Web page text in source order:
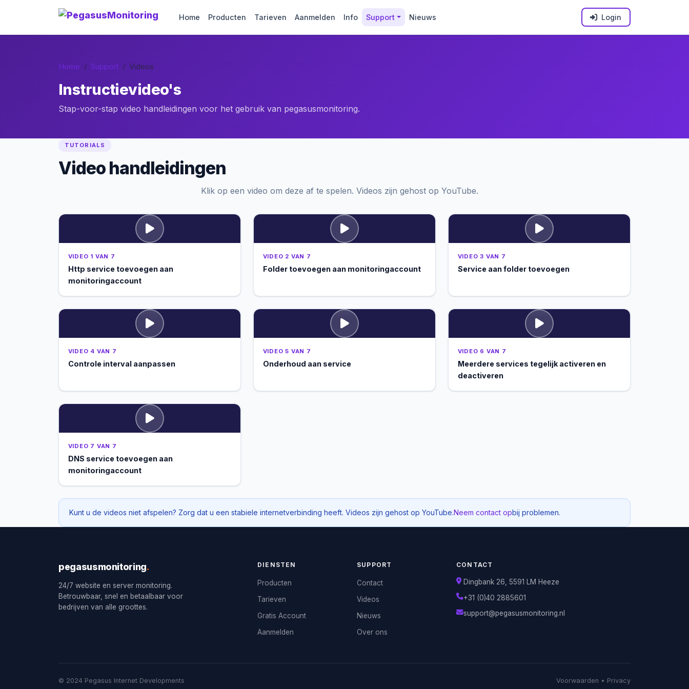
Home Producten Tarieven Aanmelden Info Support Nieuws Login
Home Support Videos
Instructievideo's
Stap-voor-stap video handleidingen voor het gebruik van pegasusmonitoring.
TUTORIALS
Video handleidingen
Klik op een video om deze af te spelen. Videos zijn gehost op YouTube.
VIDEO 1 VAN 7
Http service toevoegen aan
monitoringaccount
VIDEO 2 VAN 7
Folder toevoegen aan monitoringaccount
VIDEO 3 VAN 7
Service aan folder toevoegen
VIDEO 4 VAN 7
Controle interval aanpassen
VIDEO 5 VAN 7
Onderhoud aan service
VIDEO 6 VAN 7
Meerdere services tegelijk activeren en
deactiveren
VIDEO 7 VAN 7
DNS service toevoegen aan
monitoringaccount
Kunt u de videos niet afspelen? Zorg dat u een stabiele internetverbinding heeft. Videos zijn gehost op YouTube.Neem contact opbij problemen.
pegasusmonitoring.
24/7 website en server monitoring.
Betrouwbaar, snel en betaalbaar voor
bedrijven van alle groottes.
DIENSTEN
Producten
Tarieven
Gratis Account
Aanmelden
SUPPORT
Contact
Videos
Nieuws
Over ons
CONTACT
Dingbank 26, 5591 LM Heeze
+31 (0)40 2885601
support@pegasusmonitoring.nl
© 2024 Pegasus Internet Developments Voorwaarden • Privacy